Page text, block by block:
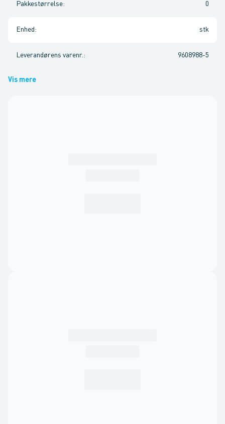
Pakkestørrelse: 0
Enhed : stk
Leverandørens varenr. : 9608988-5
Vis mere